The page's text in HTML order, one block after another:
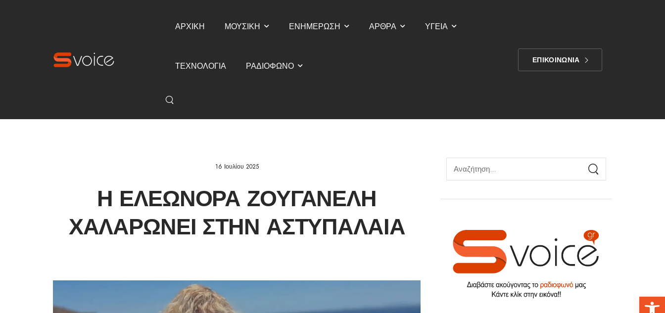
ΑΡΧΙΚΗ ΜΟΥΣΙΚΗ ΕΝΗΜΕΡΩΣΗ ΑΡΘΡΑ ΥΓΕΙΑ
ΤΕΧΝΟΛΟΓΙΑ ΡΑΔΙΟΦΩΝΟ
ΕΠΙΚΟΙΝΩΝΙΑ
16 Ιουλίου 2025
Η ΕΛΕΩΝΌΡΑ ΖΟΥΓΑΝΈΛΗ
ΧΑΛΑΡΏΝΕΙ ΣΤΗΝ ΑΣΤΥΠΆΛΑΙΑ